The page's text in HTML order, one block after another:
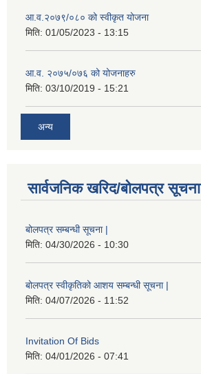
आ.व.२०७९/०८० को स्वीकृत योजना
मिति: 01/05/2023 - 13:15
आ.व. २०७५/०७६ को योजनाहरु
मिति: 03/10/2019 - 15:21
अन्य
सार्वजनिक खरिद/बोलपत्र सूचना
बोलपत्र सम्बन्धी सूचना |
मिति: 04/30/2026 - 10:30
बोलपत्र स्वीकृतिको आशय सम्बन्धी सूचना |
मिति: 04/07/2026 - 11:52
Invitation Of Bids
मिति: 04/01/2026 - 07:41